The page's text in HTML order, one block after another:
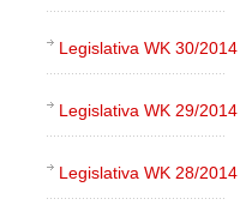
Legislativa WK 30/2014
Legislativa WK 29/2014
Legislativa WK 28/2014